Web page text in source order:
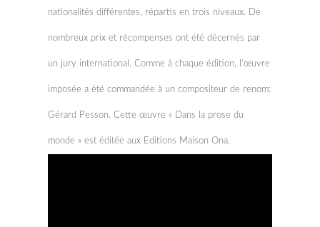
nationalités différentes, répartis en trois niveaux. De
nombreux prix et récompenses ont été décernés par
un jury international. Comme à chaque édition, l’œuvre
imposée a été commandée à un compositeur de renom:
Gérard Pesson. Cette œuvre « Dans la prose du
monde » est éditée aux Editions Maison Ona.